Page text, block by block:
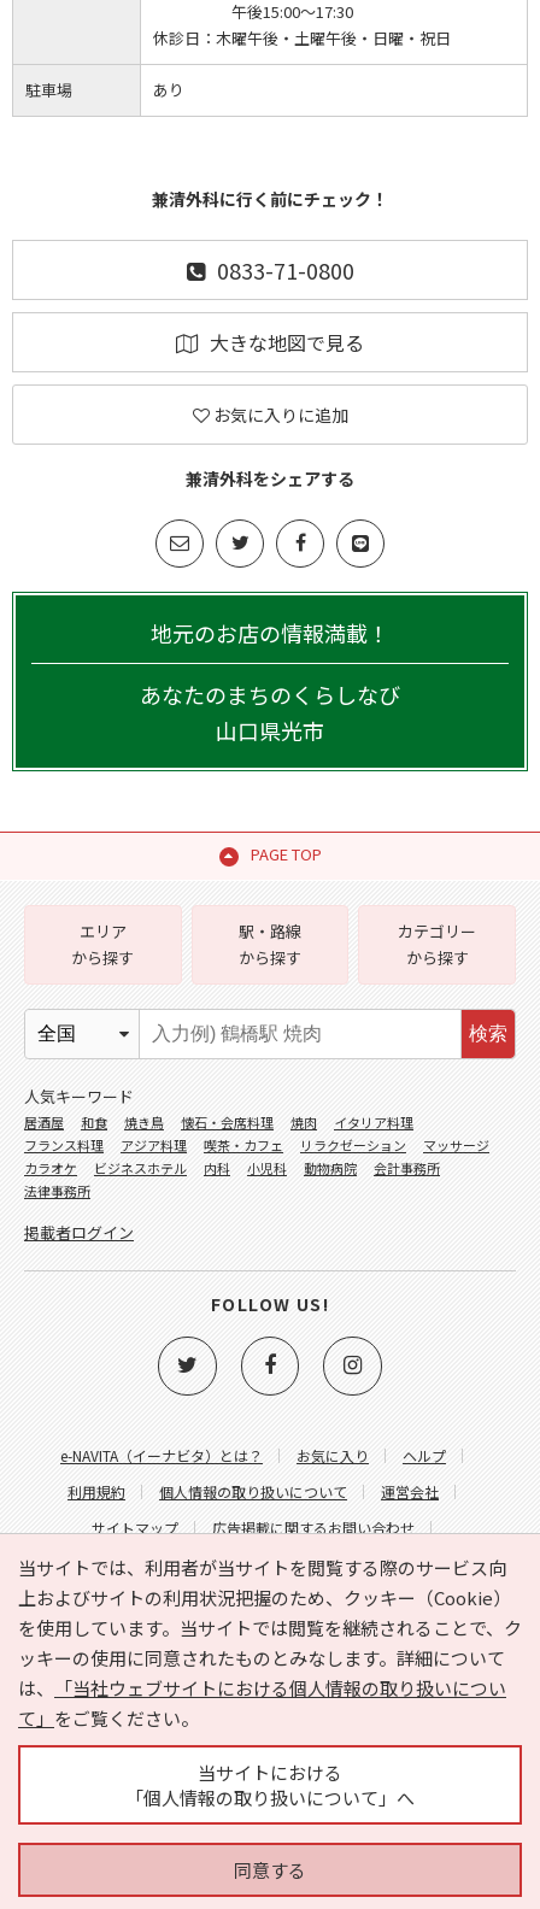
午後15:00～17:30
休診日： 木曜午後・土曜午後・日曜・祝日
駐車場 あり
兼清外科に行く前にチェック！
0833-71-0800
大きな地図で見る
お気に入りに追加
兼清外科をシェアする
地元のお店の情報満載！
あなたのまちのくらしなび
山口県光市
PAGE TOP
当サイトでは、利用者が当サイトを閲覧する際のサービス向
上およびサイトの利用状況把握のため、クッキー（Cookie）
を使用しています。当サイトでは閲覧を継続されることで、ク
ッキーの使用に同意されたものとみなします。詳細について
は、
「当社ウェブサイトにおける個人情報の取り扱いについ
て」 をご覧ください。
当サイトにおける
「個人情報の取り扱いについて」へ
同意する
e-NAVITA（イーナビタ）とは？ お気に入り
ヘルプ
利用規約
個人情報の取り扱いについて
運営会社
サイトマップ
広告掲載に関するお問い合わせ
サイトの内容に関するお問い合わせ
エリア
から探す
駅・路線
から探す
カテゴリー
から探す
検索
人気キーワード
居酒屋 和食 焼き鳥 懐石・会席料理 焼肉
イタリア料理
フランス料理
アジア料理 喫茶・カフェ リラクゼーション
マッサージ
カラオケ
ビジネスホテル 内科 小児科 動物病院
会計事務所
法律事務所
掲載者ログイン
FOLLOW US!
Copyright © HYOJITO.Co.,Ltd. All Rights Reserved.